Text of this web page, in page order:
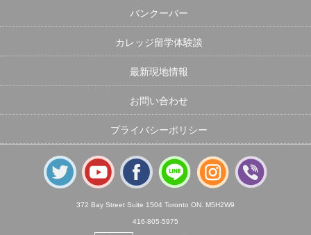
バンクーバー
カレッジ留学体験談
最新現地情報
お問い合わせ
プライバシーポリシー
372 Bay Street Suite 1504 Toronto ON. M5H2W9
416-805-5975